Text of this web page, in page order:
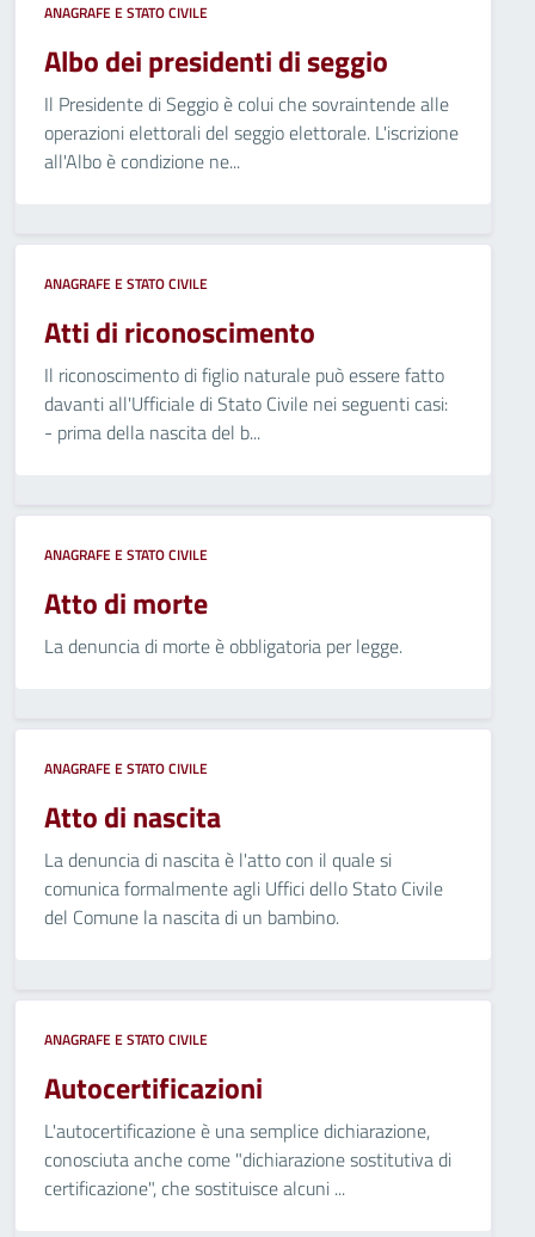
ANAGRAFE E STATO CIVILE
Albo dei presidenti di seggio
Il Presidente di Seggio è colui che sovraintende alle
operazioni elettorali del seggio elettorale. L'iscrizione
all'Albo è condizione ne...
ANAGRAFE E STATO CIVILE
Atti di riconoscimento
Il riconoscimento di figlio naturale può essere fatto
davanti all'Ufficiale di Stato Civile nei seguenti casi:
- prima della nascita del b...
ANAGRAFE E STATO CIVILE
Atto di morte
La denuncia di morte è obbligatoria per legge.
ANAGRAFE E STATO CIVILE
Atto di nascita
La denuncia di nascita è l'atto con il quale si
comunica formalmente agli Uffici dello Stato Civile
del Comune la nascita di un bambino.
ANAGRAFE E STATO CIVILE
Autocertificazioni
L'autocertificazione è una semplice dichiarazione,
conosciuta anche come "dichiarazione sostitutiva di
certificazione", che sostituisce alcuni ...